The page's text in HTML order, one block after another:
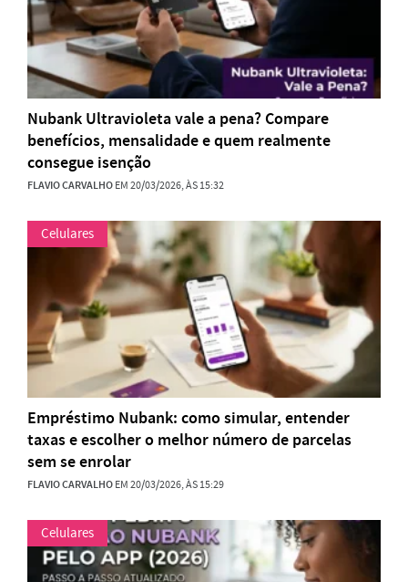
Nubank Ultravioleta vale a pena? Compare
benefícios, mensalidade e quem realmente
consegue isenção
FLAVIO CARVALHOEM 20/03/2026, ÀS 15:32
Celulares
Empréstimo Nubank: como simular, entender
taxas e escolher o melhor número de parcelas
sem se enrolar
FLAVIO CARVALHOEM 20/03/2026, ÀS 15:29
Celulares